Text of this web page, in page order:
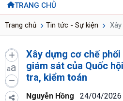
TRANG CHỦ
Trang chủ Tin tức - Sự kiện
aa
Xây dựng cơ chế
giám sát của Quốc
tra, kiểm toán
Nguyễn Hồng 24/04/2026